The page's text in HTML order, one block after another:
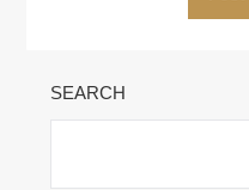
SEARCH